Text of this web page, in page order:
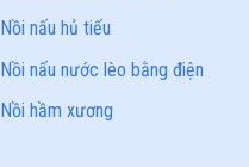
Nồi nấu hủ tiếu
Nồi nấu nước lèo bằng điện
Nồi hầm xương